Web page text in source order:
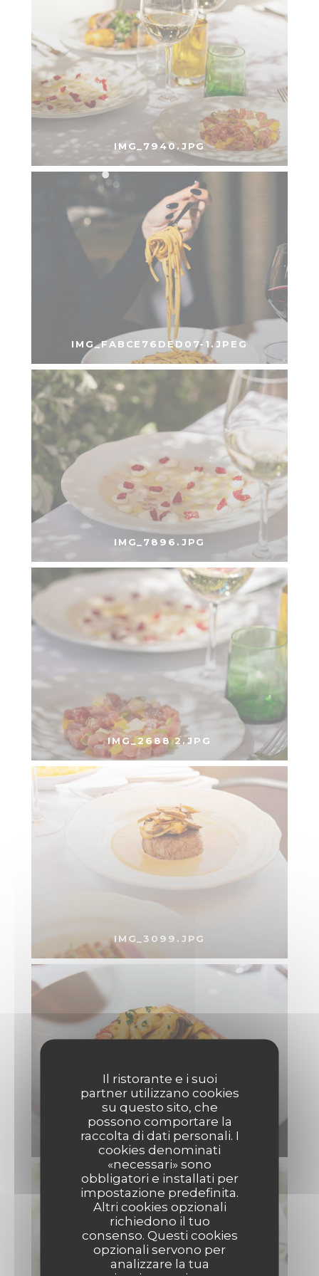
Il ristorante e i suoi
partner utilizzano cookies
su questo sito, che
possono comportare la
raccolta di dati personali. I
cookies denominati
«necessari» sono
obbligatori e installati per
impostazione predefinita.
Altri cookies opzionali
richiedono il tuo
consenso. Questi cookies
opzionali servono per
analizzare la tua
IMG_7940.JPG
IMG_FABCE76DED07-1.JPEG
IMG_7896.JPG
IMG_2688 2.JPG
IMG_3099.JPG
IMG_7935.JPG